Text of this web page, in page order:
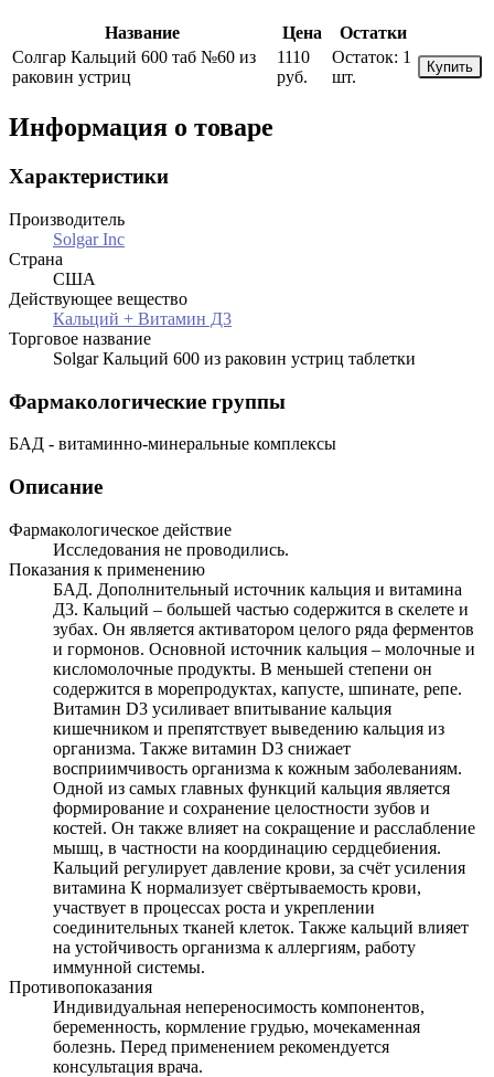
Название Цена
Остатки
Солгар Кальций 600 таб №60 из
раковин устриц
1110
руб.
Остаток: 1
шт.
Купить
Информация о товаре
Характеристики
Производитель
Solgar Inc
Страна
США
Действующее вещество
Кальций + Витамин Д3
Торговое название
Solgar Кальций 600 из раковин устриц таблетки
Фармакологические группы
БАД - витаминно-минеральные комплексы
Описание
Фармакологическое действие
Исследования не проводились.
Показания к применению
БАД. Дополнительный источник кальция и витамина
Д3. Кальций – большей частью содержится в скелете и
зубах. Он является активатором целого ряда ферментов
и гормонов. Основной источник кальция – молочные и
кисломолочные продукты. В меньшей степени он
содержится в морепродуктах, капусте, шпинате, репе.
Витамин D3 усиливает впитывание кальция
кишечником и препятствует выведению кальция из
организма. Также витамин D3 снижает
восприимчивость организма к кожным заболеваниям.
Одной из самых главных функций кальция является
формирование и сохранение целостности зубов и
костей. Он также влияет на сокращение и расслабление
мышц, в частности на координацию сердцебиения.
Кальций регулирует давление крови, за счёт усиления
витамина К нормализует свёртываемость крови,
участвует в процессах роста и укреплении
соединительных тканей клеток. Также кальций влияет
на устойчивость организма к аллергиям, работу
иммунной системы.
Противопоказания
Индивидуальная непереносимость компонентов,
беременность, кормление грудью, мочекаменная
болезнь. Перед применением рекомендуется
консультация врача.